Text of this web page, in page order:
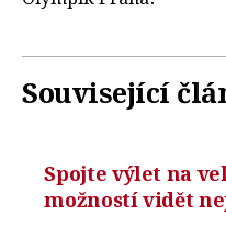
Související
Spojte výlet na
možností vidět